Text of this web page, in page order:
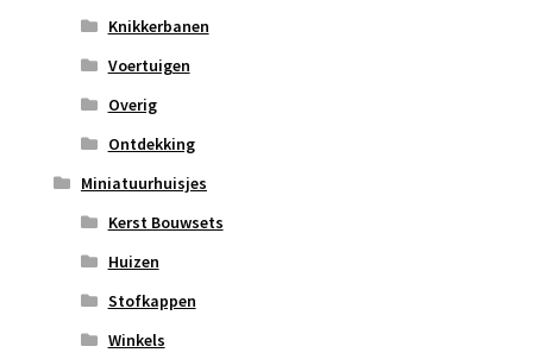
Knikkerbanen
Voertuigen
Overig
Ontdekking
Miniatuurhuisjes
Kerst Bouwsets
Huizen
Stofkappen
Winkels